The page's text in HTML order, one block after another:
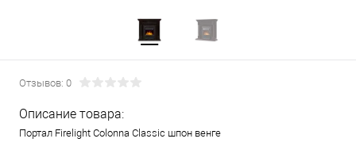
Отзывов: 0
Описание товара:
Портал Firelight Colonna Classic шпон венге